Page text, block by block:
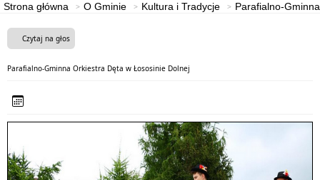
Strona główna O Gminie Kultura i Tradycje Parafialno-
Czytaj na głos
Parafialno-Gminna Orkiestra Dęta w Łososinie Dolnej